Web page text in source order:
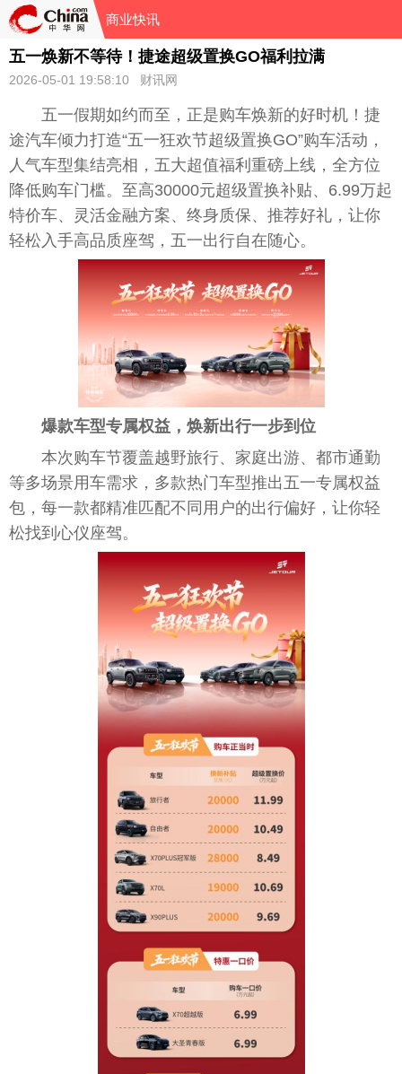
商业快讯
五一焕新不等待！捷途超级置换GO福利拉满
2026-05-01 19:58:10 财讯网
五一假期如约而至，正是购车焕新的好时机！捷
途汽车倾力打造“五一狂欢节超级置换GO”购车活动，
人气车型集结亮相，五大超值福利重磅上线，全方位
降低购车门槛。至高30000元超级置换补贴、6.99万起
特价车、灵活金融方案、终身质保、推荐好礼，让你
轻松入手高品质座驾，五一出行自在随心。
爆款车型专属权益，焕新出行一步到位
本次购车节覆盖越野旅行、家庭出游、都市通勤
等多场景用车需求，多款热门车型推出五一专属权益
包，每一款都精准匹配不同用户的出行偏好，让你轻
松找到心仪座驾。